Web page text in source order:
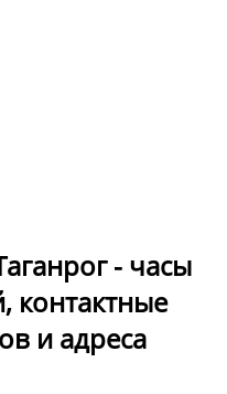
- часы
контактные
и адреса